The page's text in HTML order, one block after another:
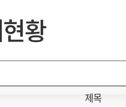
황
제목